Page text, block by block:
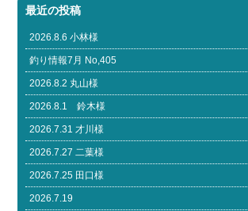
最近の投稿
2026.8.6 小林様
釣り情報7月 No,405
2026.8.2 丸山様
2026.8.1 鈴木様
2026.7.31 才川様
2026.7.27 二葉様
2026.7.25 田口様
2026.7.19